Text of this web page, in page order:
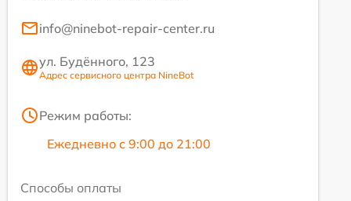
info@ninebot-repair-center.ru
ул. Будённого, 123
Адрес сервисного центра NineBot
Режим работы:
Ежедневно с 9:00 до 21:00
Способы оплаты